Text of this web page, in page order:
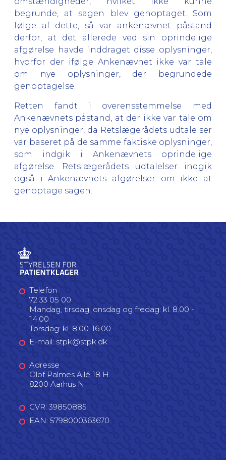
begrunde, at sagen blev genoptaget. Som
følge af dette, så var ankenævnet påstand
derfor, at det allerede ved sin oprindelige
afgørelse havde inddraget disse oplysninger,
hvorfor der ifølge Ankenævnet ikke var tale
om nye oplysninger, der begrundede
genoptagelse.
Retten fandt i overensstemmelse med
Ankenævnets påstand, at der ikke var tale om
nye oplysninger, da Retslægerådets udtalelser
var baseret på de samme faktiske oplysninger,
som indgik i Ankenævnets oprindelige
afgørelse. Retslægerådets udtalelser indgik
også i Ankenævnets afgørelser om ikke at
genoptage sagen.
Telefon
72 33 05 00
Mandag, tirsdag, onsdag og fredag: kl. 8.00 -
14.00
Torsdag: kl. 8.00-16.00
E-mail: stpk@stpk.dk
Adresse
Olof Palmes Allé 18 H
8200 Aarhus N
CVR: 39850885
EAN: 5798000363670